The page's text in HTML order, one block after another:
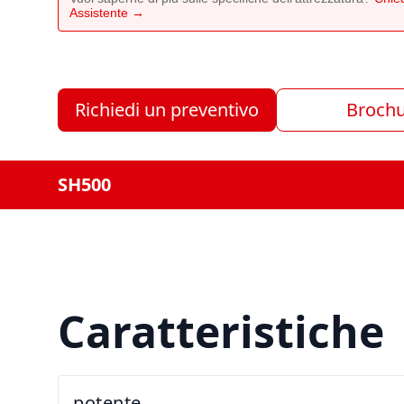
Assistente →
Richiedi un preventivo
SH500
Caratteristiche